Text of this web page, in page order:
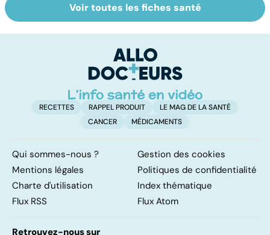
Gynéco : un suivi
pour la vie
Sexualité,
infertilité et
étroits
Voir toutes les fiches santé
RECETTES RAPPEL PRODUIT
LE MAG DE LA SANTÉ
CANCER
MÉDICAMENTS
Qui sommes-nous ?
Gestion des cookies
Mentions légales
Politiques de confidentialité
Charte d'utilisation
Index thématique
Flux RSS
Flux Atom
Retrouvez-nous sur